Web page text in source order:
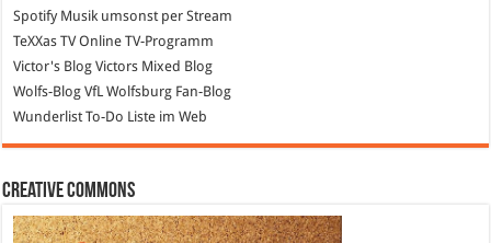
SpotifyMusik umsonst per Stream
TeXXas TVOnline TV-Programm
Victor's Blog Victors Mixed Blog
Wolfs-Blog VfL Wolfsburg Fan-Blog
Wunderlist To-Do Liste im Web
Creative Commons